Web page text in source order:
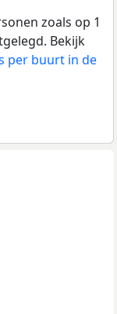
zoals op 1
Bekijk
per buurt in de